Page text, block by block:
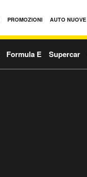
PROMOZIONI AUTO NUOVE
Formula E Supercar